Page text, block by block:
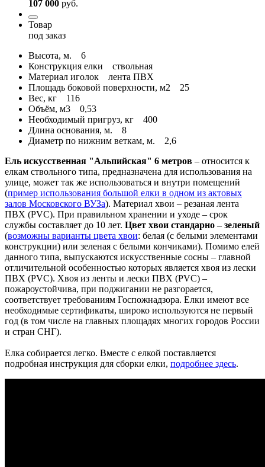
107 000 руб.
Товар
под заказ
Высота, м. 6
Конструкция елки ствольная
Материал иголок лента ПВХ
Площадь боковой поверхности, м2 25
Вес, кг 116
Объём, м3 0,53
Необходимый пригруз, кг 400
Длина основания, м. 8
Диаметр по нижним веткам, м. 2,6
Ель искусственная "Альпийская" 6 метров – относится к
елкам ствольного типа, предназначена для использования на
улице, может так же использоваться и внутри помещений
(пример использования большой елки в одном из актовых
залов Московского ВУЗа). Материал хвои – резаная лента
ПВХ (PVC). При правильном хранении и уходе – срок
службы составляет до 10 лет. Цвет хвои стандарно – зеленый
(возможны варианты цвета хвои: белая (с белыми элементами
конструкции) или зеленая с белыми кончиками). Помимо елей
данного типа, выпускаются искусственные сосны – главной
отличительной особенностью которых является хвоя из лески
ПВХ (PVC). Хвоя из ленты и лески ПВХ (PVC) –
пожароустойчива, при поджигании не разгорается,
соответствует требованиям Госпожнадзора. Елки имеют все
необходимые сертификаты, широко используются не первый
год (в том числе на главных площадях многих городов России
и стран СНГ).
Елка собирается легко. Вместе с елкой поставляется
подробная инструкция для сборки елки, подробнее здесь.